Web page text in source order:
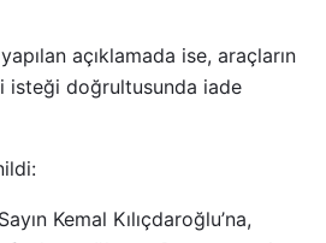
açıklamada ise, araçların
isteği doğrultusunda iade
Kemal Kılıçdaroğlu’na,